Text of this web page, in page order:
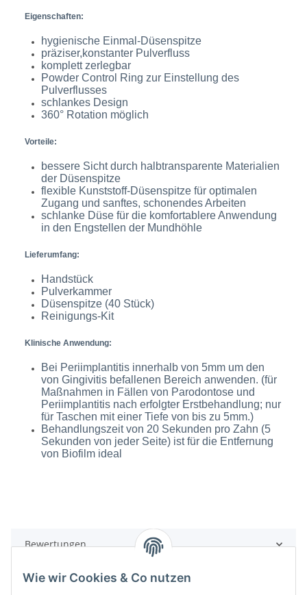
Eigenschaften:
hygienische Einmal-Düsenspitze
präziser,konstanter Pulverfluss
komplett zerlegbar
Powder Control Ring zur Einstellung des
Pulverflusses
schlankes Design
360° Rotation möglich
Vorteile:
bessere Sicht durch halbtransparente Materialien
der Düsenspitze
flexible Kunststoff-Düsenspitze für optimalen
Zugang und sanftes, schonendes Arbeiten
schlanke Düse für die komfortablere Anwendung
in den Engstellen der Mundhöhle
Lieferumfang:
Handstück
Pulverkammer
Düsenspitze (40 Stück)
Reinigungs-Kit
Klinische Anwendung:
Bei Periimplantitis innerhalb von 5mm um den
von Gingivitis befallenen Bereich anwenden. (für
Maßnahmen in Fällen von Parodontose und
Periimplantitis nach erfolgter Erstbehandlung; nur
für Taschen mit einer Tiefe von bis zu 5mm.)
Behandlungszeit von 20 Sekunden pro Zahn (5
Sekunden von jeder Seite) ist für die Entfernung
von Biofilm ideal
Bewertungen
Wie wir Cookies & Co nutzen